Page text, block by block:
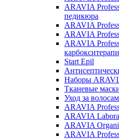
ARAVIA
педикюра
ARAVIA
ARAVIA
ARAVIA
Start Epil
Наборы
Тканевые
Уход за
ARAVIA
ARAVIA
ARAVIA
ARAVIA